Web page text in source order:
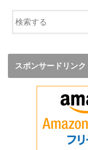
スポンサードリンク